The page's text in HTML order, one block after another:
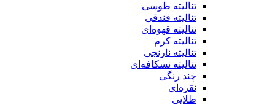
تنالیته طوسی
تنالیته فندقی
تنالیته قهوه‌ای
تنالیته کرم
تنالیته نارنجی
تنالیته نسکافه‌ای
چند رنگی
نقره‌ای
طلایی